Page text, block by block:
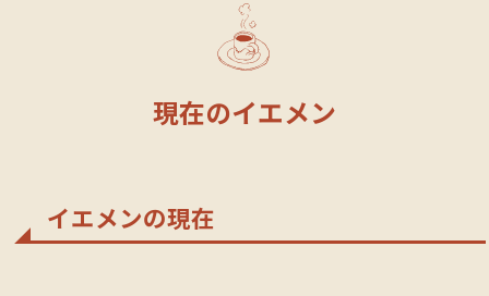
現在のイエメン
イエメンの現在